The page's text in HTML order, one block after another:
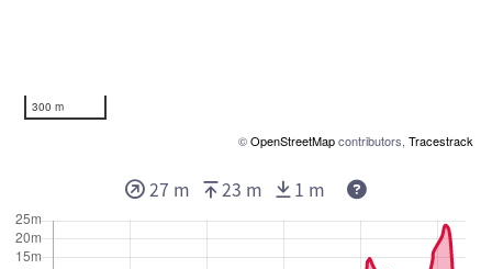
300 m
©OpenStreetMapcontributors, Tracestrack
27 m 23 m 1 m Deze waarden